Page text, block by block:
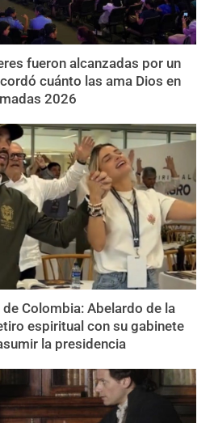
fueron alcanzadas por un
cuánto las ama Dios en
2026
Colombia: Abelardo de la
espiritual con su gabinete
la presidencia